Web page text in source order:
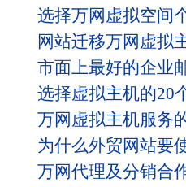
选择万网虚拟空间
网站迁移万网虚拟
市面上最好的企业
选择虚拟主机的20
万网虚拟主机服务
为什么外贸网站要
万网代理及分销合